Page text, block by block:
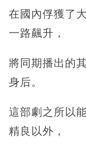
在國內俘獲了
一路飆升，
將同期播出的
身后。
這部劇之所以
精良以外，